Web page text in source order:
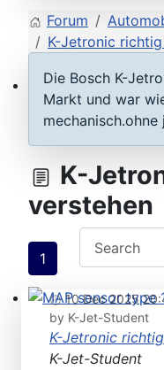
ECU D-Jetronic &
MAP sensor type 1-
Forum
K-Jetronic
Die Bosch K-
Markt und war
K-
verstehen
1
10 Dec 2025
by K-Jet-Student
K-Jetronic
K-Jet-Student